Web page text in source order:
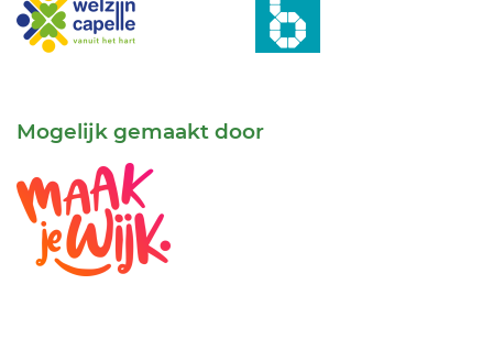
Mogelijk gemaakt door